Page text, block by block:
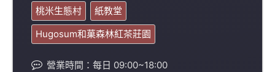
桃米生態村
紙教堂
Hugosum和菓森林紅茶莊園
營業時間：每日 09:00~18:00